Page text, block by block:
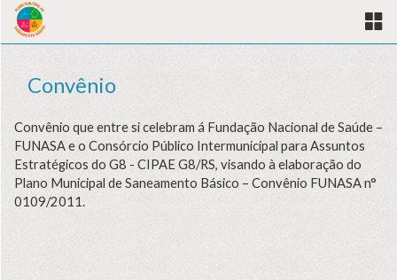
Convênio
Convênio que entre si celebram á Fundação Nacional de Saúde –
FUNASA e o Consórcio Público Intermunicipal para Assuntos
Estratégicos do G8 - CIPAE G8/RS, visando à elaboração do
Plano Municipal de Saneamento Básico – Convênio FUNASA n°
0109/2011.